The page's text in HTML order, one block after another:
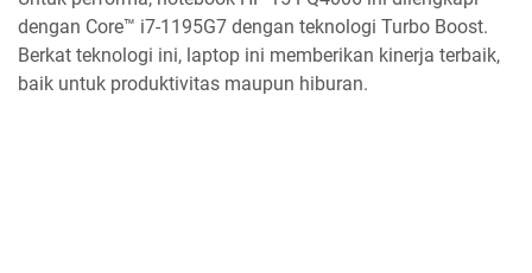
dengan Core™ i7-1195G7 dengan teknologi Turbo Boost.
Berkat teknologi ini, laptop ini memberikan kinerja terbaik,
baik untuk produktivitas maupun hiburan.